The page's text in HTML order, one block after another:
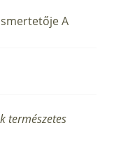
A
természetes